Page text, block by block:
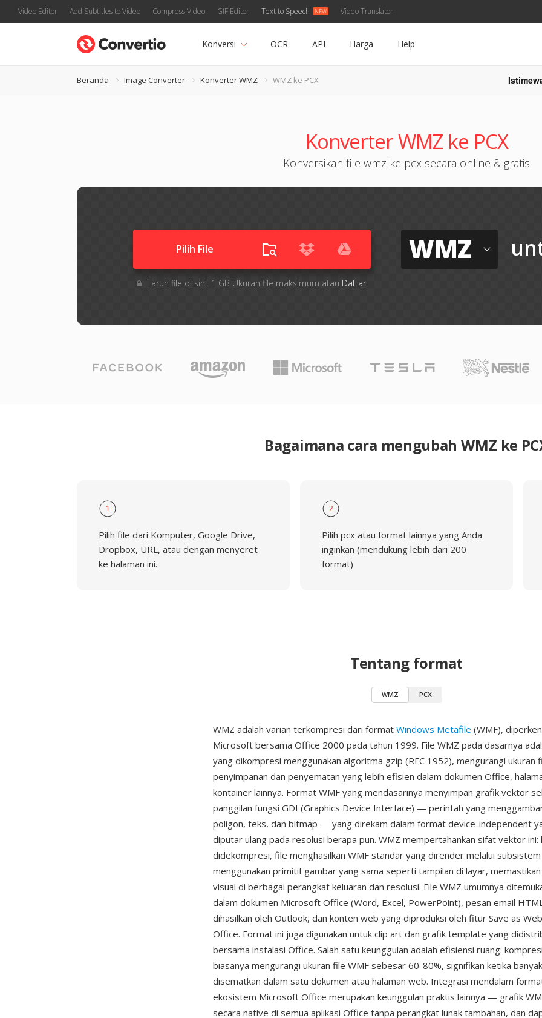
Video Editor Add Subtitles to Video Compress Video GIF Editor Text to Speech Video Translator
Konversi OCR API Harga Help
Beranda Image Converter Konverter WMZ WMZ ke PCX
Konverter WMZ ke PCX
Konversikan file wmz ke pcx secara online & gratis
Pilih File
Taruh file di sini. 1 GB Ukuran file maksimum atau Daftar
WMZ
Bagaimana cara mengubah WMZ ke
1
Pilih file dari Komputer, Google Drive,
Dropbox, URL, atau dengan menyeret
ke halaman ini.
2
Pilih pcx atau format lainnya yang Anda
inginkan (mendukung lebih dari 200
format)
Tentang format
WMZ PCX
WMZ adalah varian terkompresi dari format Windows Metafile (WMF),
Microsoft bersama Office 2000 pada tahun 1999. File WMZ pada dasarnya
yang dikompresi menggunakan algoritma gzip (RFC 1952), mengurangi ukuran
penyimpanan dan penyematan yang lebih efisien dalam dokumen Office,
kontainer lainnya. Format WMF yang mendasarinya menyimpan grafik vektor
panggilan fungsi GDI (Graphics Device Interface) — perintah yang
poligon, teks, dan bitmap — yang direkam dalam format device-independent
diputar ulang pada resolusi berapa pun. WMZ mempertahankan sifat vektor ini:
didekompresi, file menghasilkan WMF standar yang dirender melalui
menggunakan primitif gambar yang sama seperti tampilan di layar,
visual di berbagai perangkat keluaran dan resolusi. File WMZ umumnya
dalam dokumen Microsoft Office (Word, Excel, PowerPoint), pesan email
dihasilkan oleh Outlook, dan konten web yang diproduksi oleh fitur Save as
Office. Format ini juga digunakan untuk clip art dan grafik template yang
bersama instalasi Office. Salah satu keunggulan adalah efisiensi ruang:
biasanya mengurangi ukuran file WMF sebesar 60-80%, signifikan ketika
disematkan dalam satu dokumen atau halaman web. Integrasi mendalam
ekosistem Microsoft Office merupakan keunggulan praktis lainnya — grafik
secara native di semua aplikasi Office tanpa perangkat lunak tambahan, dan